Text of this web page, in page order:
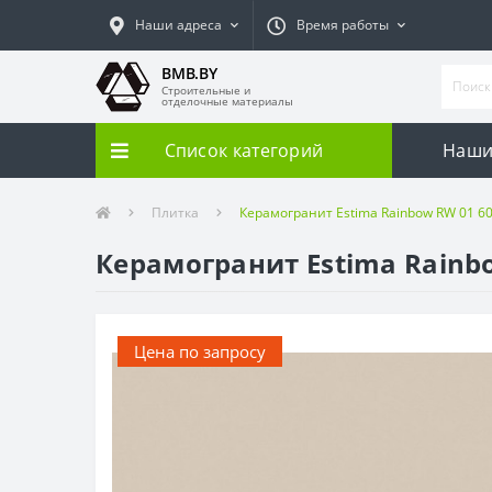
Наши адреса Время работы
BMB.BY
Строительные и
отделочные материалы
Список категорий
Плитка Керамогранит Estima Rainbow RW
Керамогранит Estima
Цена по запросу